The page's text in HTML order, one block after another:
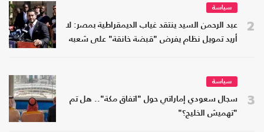
2
سياسة
عبد الرحمن السيد ينتقد غياب الديمقراطية بمصر: لا
أريد تمويل نظام يفرض "قبضة خانقة" على شعبه
3
سياسة
سجال سعودي إماراتي حول "اتفاق مكة".. هل تم
"تهميش الخليج؟"